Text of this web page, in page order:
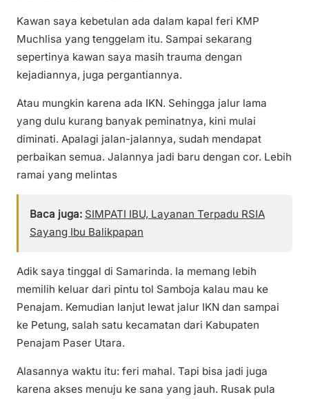
Kawan saya kebetulan ada dalam kapal feri KMP
Muchlisa yang tenggelam itu. Sampai sekarang
sepertinya kawan saya masih trauma dengan
kejadiannya, juga pergantiannya.
Atau mungkin karena ada IKN. Sehingga jalur lama
yang dulu kurang banyak peminatnya, kini mulai
diminati. Apalagi jalan-jalannya, sudah mendapat
perbaikan semua. Jalannya jadi baru dengan cor. Lebih
ramai yang melintas
Baca juga: SIMPATI IBU, Layanan Terpadu RSIA
Sayang Ibu Balikpapan
Adik saya tinggal di Samarinda. Ia memang lebih
memilih keluar dari pintu tol Samboja kalau mau ke
Penajam. Kemudian lanjut lewat jalur IKN dan sampai
ke Petung, salah satu kecamatan dari Kabupaten
Penajam Paser Utara.
Alasannya waktu itu: feri mahal. Tapi bisa jadi juga
karena akses menuju ke sana yang jauh. Rusak pula